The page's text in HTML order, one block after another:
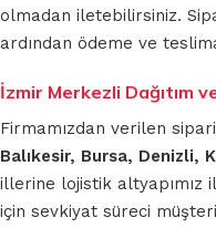
olmadan iletebilirsiniz.
ardından ödeme ve
İzmir Merkezli Dağıtım
Firmamızdan verilen
Balıkesir, Bursa, Denizli,
illerine lojistik altyapımız
için sevkiyat süreci